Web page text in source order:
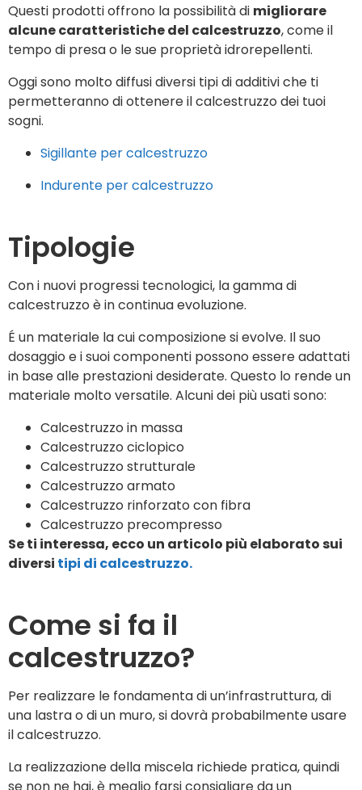
Questi prodotti offrono la possibilità di migliorare
alcune caratteristiche del calcestruzzo, come il
tempo di presa o le sue proprietà idrorepellenti.
Oggi sono molto diffusi diversi tipi di additivi che ti
permetteranno di ottenere il calcestruzzo dei tuoi
sogni.
Sigillante per calcestruzzo
Indurente per calcestruzzo
Tipologie
Con i nuovi progressi tecnologici, la gamma di
calcestruzzo è in continua evoluzione.
É un materiale la cui composizione si evolve. Il suo
dosaggio e i suoi componenti possono essere adattati
in base alle prestazioni desiderate. Questo lo rende un
materiale molto versatile. Alcuni dei più usati sono:
Calcestruzzo in massa
Calcestruzzo ciclopico
Calcestruzzo strutturale
Calcestruzzo armato
Calcestruzzo rinforzato con fibra
Calcestruzzo precompresso
Se ti interessa, ecco un articolo più elaborato sui
diversi tipi di calcestruzzo.
Come si fa il
calcestruzzo?
Per realizzare le fondamenta di un’infrastruttura, di
una lastra o di un muro, si dovrà probabilmente usare
il calcestruzzo.
La realizzazione della miscela richiede pratica, quindi